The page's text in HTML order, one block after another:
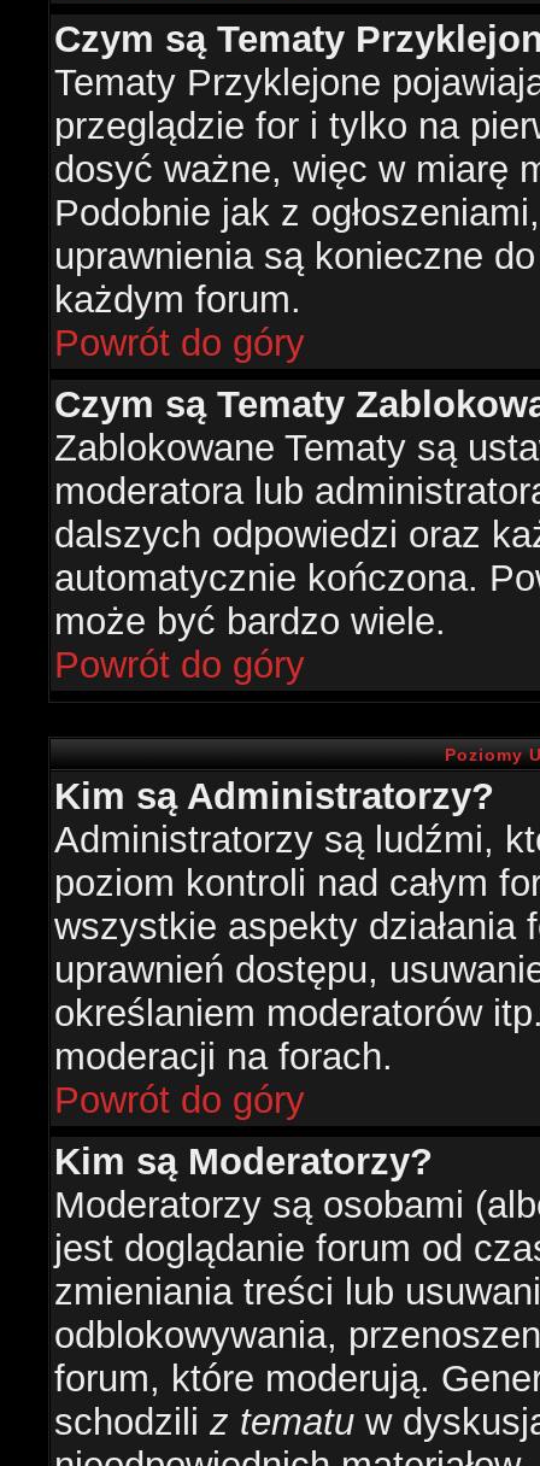
Czym są Tematy
Tematy Przyklejone
przeglądzie for i tylko na
dosyć ważne, więc w miarę
Podobnie jak z
uprawnienia są konieczne
każdym forum.
Powrót do góry
Czym są Tematy
Zablokowane Tematy są
moderatora lub
dalszych odpowiedzi oraz
automatycznie kończona.
może być bardzo wiele.
Powrót do góry
Poziomy
Kim są Administratorzy?
Administratorzy są ludźmi,
poziom kontroli nad całym
wszystkie aspekty działania
uprawnień dostępu,
określaniem moderatorów
moderacji na forach.
Powrót do góry
Kim są Moderatorzy?
Moderatorzy są osobami
jest doglądanie forum od
zmieniania treści lub
odblokowywania,
forum, które moderują.
schodzili z tematu w